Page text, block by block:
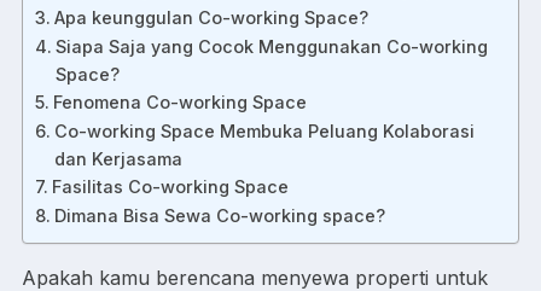
Apa keunggulan Co-working Space?
Siapa Saja yang Cocok Menggunakan Co-working
Space?
Fenomena Co-working Space
Co-working Space Membuka Peluang Kolaborasi
dan Kerjasama
Fasilitas Co-working Space
Dimana Bisa Sewa Co-working space?
Apakah kamu berencana menyewa properti untuk